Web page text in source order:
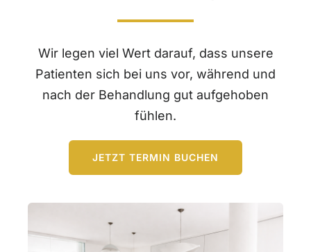
Wir legen viel Wert darauf, dass unsere
Patienten sich bei uns vor, während und
nach der Behandlung gut aufgehoben
fühlen.
JETZT TERMIN BUCHEN